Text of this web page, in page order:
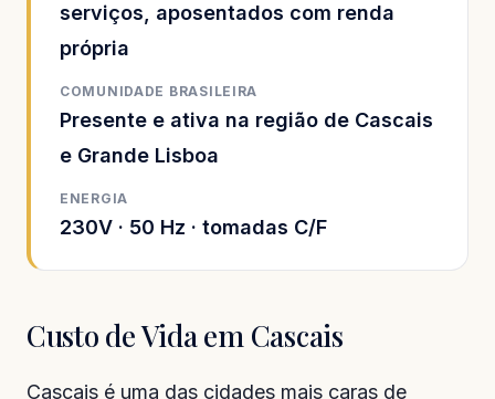
serviços, aposentados com renda
própria
COMUNIDADE BRASILEIRA
Presente e ativa na região de Cascais
e Grande Lisboa
ENERGIA
230V · 50 Hz · tomadas C/F
Custo de Vida em Cascais
Cascais é uma das cidades mais caras de